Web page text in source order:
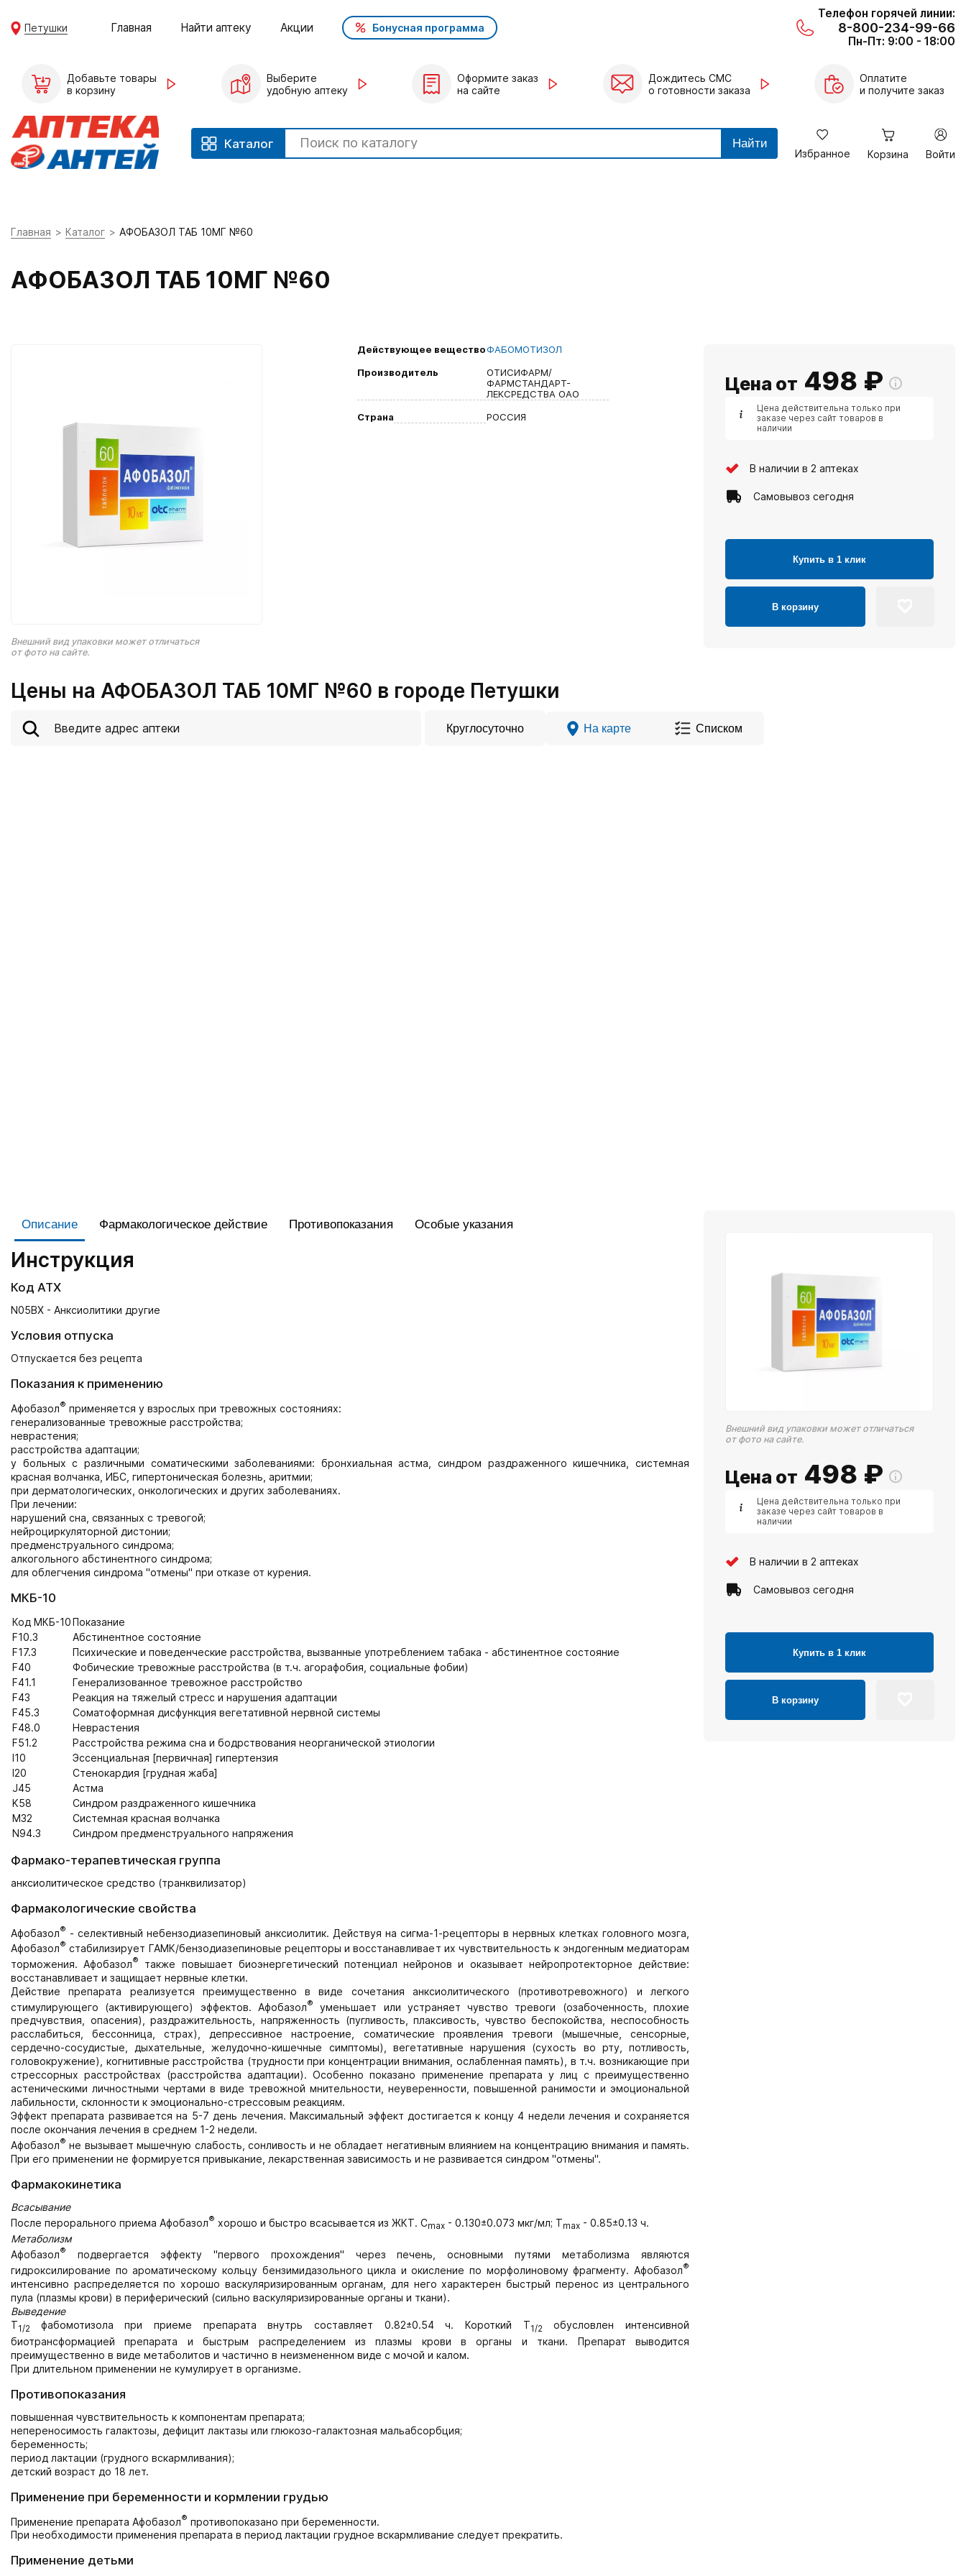
Петушки Главная Найти аптеку Акции Бонусная программа
Телефон горячей линии:
8-800-234-99-66
Пн-Пт: 9:00 - 18:00
Добавьте товары
в корзину
Выберите
удобную аптеку
Оформите заказ
на сайте
Дождитесь СМС
о готовности заказа
Оплатите
и получите заказ
Каталог Найти
Избранное Корзина Войти
Главная Каталог АФОБАЗОЛ ТАБ 10МГ №60
АФОБАЗОЛ ТАБ 10МГ №60
Внешний вид упаковки может отличаться
от фото на сайте.
Действующее веществоФАБОМОТИЗОЛ
Производитель
ОТИСИФАРМ/
ФАРМСТАНДАРТ-
ЛЕКСРЕДСТВА ОАО
Страна
РОССИЯ
Цена от 498 ₽
Цена действительна только при
заказе через сайт товаров в
наличии
В наличии в 2 аптеках
Самовывоз сегодня
Купить в 1 клик
В корзину
Цены на АФОБАЗОЛ ТАБ 10МГ №60 в городе Петушки
Круглосуточно На карте Списком
Описание Фармакологическое действие Противопоказания Особые указания
Инструкция
Код АТХ
N05BX - Анксиолитики другие
Условия отпуска
Отпускается без рецепта
Показания к применению
Афобазол® применяется у взрослых при тревожных состояниях:
генерализованные тревожные расстройства;
неврастения;
расстройства адаптации;
у больных с различными соматическими заболеваниями: бронхиальная астма, синдром раздраженного кишечника, системная
красная волчанка, ИБС, гипертоническая болезнь, аритмии;
при дерматологических, онкологических и других заболеваниях.
При лечении:
нарушений сна, связанных с тревогой;
нейроциркуляторной дистонии;
предменструального синдрома;
алкогольного абстинентного синдрома;
для облегчения синдрома "отмены" при отказе от курения.
МКБ-10
Код МКБ-10Показание
F10.3
Абстинентное состояние
F17.3
Психические и поведенческие расстройства, вызванные употреблением табака - абстинентное состояние
F40
Фобические тревожные расстройства (в т.ч. агорафобия, социальные фобии)
F41.1
Генерализованное тревожное расстройство
F43
Реакция на тяжелый стресс и нарушения адаптации
F45.3
Соматоформная дисфункция вегетативной нервной системы
F48.0
Неврастения
F51.2
Расстройства режима сна и бодрствования неорганической этиологии
I10
Эссенциальная [первичная] гипертензия
I20
Стенокардия [грудная жаба]
J45
Астма
K58
Синдром раздраженного кишечника
M32
Системная красная волчанка
N94.3
Синдром предменструального напряжения
Фармако-терапевтическая группа
анксиолитическое средство (транквилизатор)
Фармакологические свойства
Афобазол® - селективный небензодиазепиновый анксиолитик. Действуя на сигма-1-рецепторы в нервных клетках головного мозга,
Афобазол® стабилизирует ГАМК/бензодиазепиновые рецепторы и восстанавливает их чувствительность к эндогенным медиаторам
торможения. Афобазол®
также повышает биоэнергетический потенциал нейронов и оказывает нейропротекторное действие:
восстанавливает и защищает нервные клетки.
Действие препарата реализуется преимущественно в виде сочетания анксиолитического (противотревожного) и легкого
стимулирующего (активирующего) эффектов. Афобазол®
уменьшает или устраняет чувство тревоги (озабоченность, плохие
предчувствия, опасения), раздражительность, напряженность (пугливость, плаксивость, чувство беспокойства, неспособность
расслабиться, бессонница, страх), депрессивное настроение, соматические проявления тревоги (мышечные, сенсорные,
сердечно-сосудистые, дыхательные, желудочно-кишечные симптомы), вегетативные нарушения (сухость во рту, потливость,
головокружение), когнитивные расстройства (трудности при концентрации внимания, ослабленная память), в т.ч. возникающие при
стрессорных расстройствах (расстройства адаптации). Особенно показано применение препарата у лиц с преимущественно
астеническими личностными чертами в виде тревожной мнительности, неуверенности, повышенной ранимости и эмоциональной
лабильности, склонности к эмоционально-стрессовым реакциям.
Эффект препарата развивается на 5-7 день лечения. Максимальный эффект достигается к концу 4 недели лечения и сохраняется
после окончания лечения в среднем 1-2 недели.
Афобазол® не вызывает мышечную слабость, сонливость и не обладает негативным влиянием на концентрацию внимания и память.
При его применении не формируется привыкание, лекарственная зависимость и не развивается синдром "отмены".
Фармакокинетика
Всасывание
После перорального приема Афобазол® хорошо и быстро всасывается из ЖКТ. Cmax - 0.130±0.073 мкг/мл; Тmax - 0.85±0.13 ч.
Метаболизм
Афобазол®
подвергается эффекту "первого прохождения" через печень, основными путями метаболизма являются
гидроксилирование по ароматическому кольцу бензимидазольного цикла и окисление по морфолиновому фрагменту. Афобазол®
интенсивно распределяется по хорошо васкуляризированным органам, для него характерен быстрый перенос из центрального
пула (плазмы крови) в периферический (сильно васкуляризированные органы и ткани).
Выведение
Т1/2 фабомотизола при приеме препарата внутрь составляет 0.82±0.54 ч. Короткий Т1/2
обусловлен интенсивной
биотрансформацией препарата и быстрым распределением из плазмы крови в органы и ткани. Препарат выводится
преимущественно в виде метаболитов и частично в неизмененном виде с мочой и калом.
При длительном применении не кумулирует в организме.
Противопоказания
повышенная чувствительность к компонентам препарата;
непереносимость галактозы, дефицит лактазы или глюкозо-галактозная мальабсорбция;
беременность;
период лактации (грудного вскармливания);
детский возраст до 18 лет.
Применение при беременности и кормлении грудью
Применение препарата Афобазол® противопоказано при беременности.
При необходимости применения препарата в период лактации грудное вскармливание следует прекратить.
Применение детьми
Внешний вид упаковки может отличаться
от фото на сайте.
Цена от 498 ₽
Цена действительна только при
заказе через сайт товаров в
наличии
В наличии в 2 аптеках
Самовывоз сегодня
Купить в 1 клик
В корзину